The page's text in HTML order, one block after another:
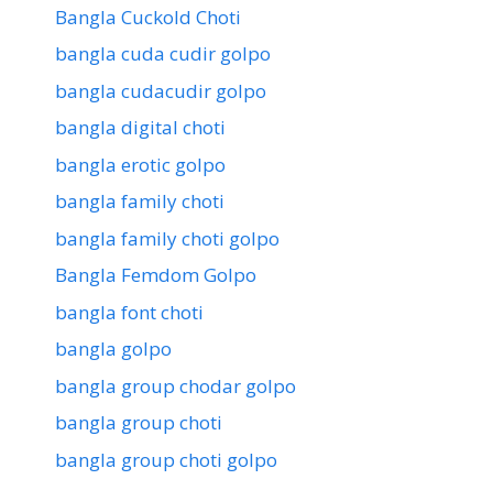
Bangla Cuckold Choti
bangla cuda cudir golpo
bangla cudacudir golpo
bangla digital choti
bangla erotic golpo
bangla family choti
bangla family choti golpo
Bangla Femdom Golpo
bangla font choti
bangla golpo
bangla group chodar golpo
bangla group choti
bangla group choti golpo